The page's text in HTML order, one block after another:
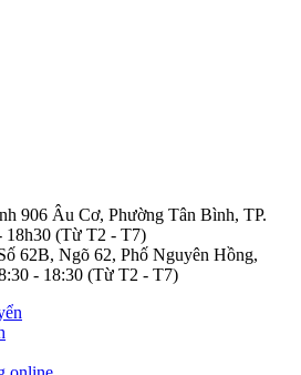
906 Âu Cơ, Phường Tân Bình, TP.
18h30 (Từ T2 - T7)
62B, Ngõ 62, Phố Nguyên Hồng,
- 18:30 (Từ T2 - T7)